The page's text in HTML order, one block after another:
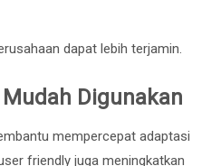
dapat lebih terjamin.
Digunakan
mempercepat adaptasi
friendly juga meningkatkan